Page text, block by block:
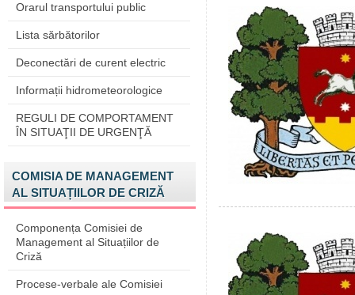
Orarul transportului public
Lista sărbătorilor
Deconectări de curent electric
Informații hidrometeorologice
REGULI DE COMPORTAMENT
ÎN SITUAŢII DE URGENŢĂ
COMISIA DE MANAGEMENT
AL SITUAȚIILOR DE CRIZĂ
Componența Comisiei de
Management al Situațiilor de
Criză
Procese-verbale ale Comisiei